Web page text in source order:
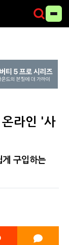
온라인 '사
게 구입하는